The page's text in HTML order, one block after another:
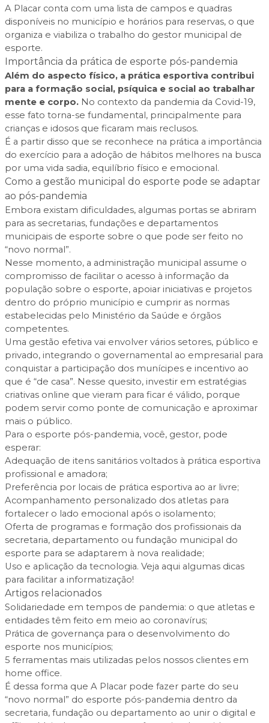
A Placar conta com uma lista de campos e quadras
disponíveis no município e horários para reservas, o que
organiza e viabiliza o trabalho do gestor municipal de
esporte.
Importância da prática de esporte pós-pandemia
Além do aspecto físico, a prática esportiva contribui
para a formação social, psíquica e social ao trabalhar
mente e corpo. No contexto da pandemia da Covid-19,
esse fato torna-se fundamental, principalmente para
crianças e idosos que ficaram mais reclusos.
É a partir disso que se reconhece na prática a importância
do exercício para a adoção de hábitos melhores na busca
por uma vida sadia, equilíbrio físico e emocional.
Como a gestão municipal do esporte pode se adaptar
ao pós-pandemia
Embora existam dificuldades, algumas portas se abriram
para as secretarias, fundações e departamentos
municipais de esporte sobre o que pode ser feito no
“novo normal”.
Nesse momento, a administração municipal assume o
compromisso de facilitar o acesso à informação da
população sobre o esporte, apoiar iniciativas e projetos
dentro do próprio município e cumprir as normas
estabelecidas pelo Ministério da Saúde e órgãos
competentes.
Uma gestão efetiva vai envolver vários setores, público e
privado, integrando o governamental ao empresarial para
conquistar a participação dos munícipes e incentivo ao
que é “de casa”. Nesse quesito, investir em estratégias
criativas online que vieram para ficar é válido, porque
podem servir como ponte de comunicação e aproximar
mais o público.
Para o esporte pós-pandemia, você, gestor, pode
esperar:
Adequação de itens sanitários voltados à prática esportiva
profissional e amadora;
Preferência por locais de prática esportiva ao ar livre;
Acompanhamento personalizado dos atletas para
fortalecer o lado emocional após o isolamento;
Oferta de programas e formação dos profissionais da
secretaria, departamento ou fundação municipal do
esporte para se adaptarem à nova realidade;
Uso e aplicação da tecnologia. Veja aqui algumas dicas
para facilitar a informatização!
Artigos relacionados
Solidariedade em tempos de pandemia: o que atletas e
entidades têm feito em meio ao coronavírus;
Prática de governança para o desenvolvimento do
esporte nos municípios;
5 ferramentas mais utilizadas pelos nossos clientes em
home office.
É dessa forma que A Placar pode fazer parte do seu
“novo normal” do esporte pós-pandemia dentro da
secretaria, fundação ou departamento ao unir o digital e